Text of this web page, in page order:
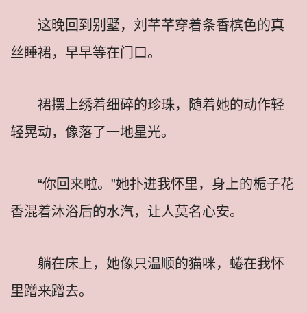
这晚回到别墅，刘芊芊穿着条香槟色的真
丝睡裙，早早等在门口。
裙摆上绣着细碎的珍珠，随着她的动作轻
轻晃动，像落了一地星光。
“你回来啦。”她扑进我怀里，身上的栀子花
香混着沐浴后的水汽，让人莫名心安。
躺在床上，她像只温顺的猫咪，蜷在我怀
里蹭来蹭去。